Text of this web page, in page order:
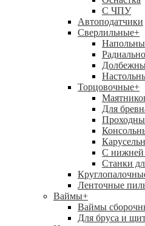
С ЧПУ
Автоподатчики
Сверлильные+
Торцовочные+
Для
С нижней
Станки
Ленточные
Ваймы+
Ваймы
Для бруса и